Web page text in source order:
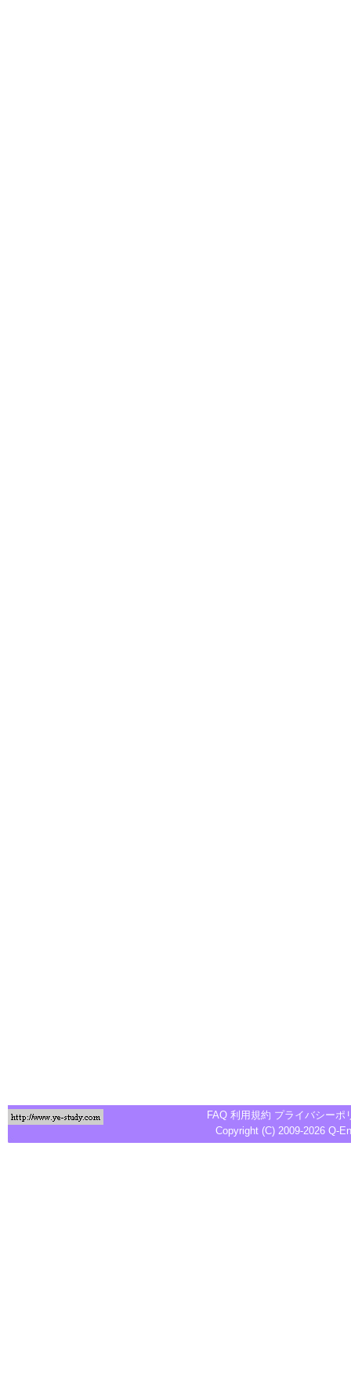
FAQ 利用規約 プライバシーポ
Copyright (C) 2009-2026 Q-